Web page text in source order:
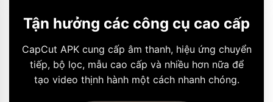
Tận hưởng các công cụ cao cấp
CapCut APK cung cấp âm thanh, hiệu ứng chuyển
tiếp, bộ lọc, mẫu cao cấp và nhiều hơn nữa để
tạo video thịnh hành một cách nhanh chóng.